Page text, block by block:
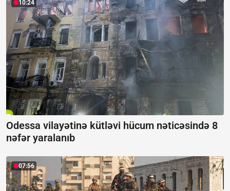
10:24
Odessa vilayətinə kütləvi hücum nəticəsində 8
nəfər yaralanıb
07:56